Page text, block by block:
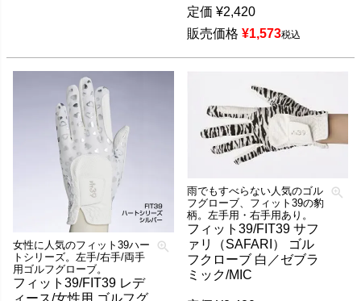
定価 ¥2,420
販売価格 ¥1,573税込
女性に人気のフィット39ハー
トシリーズ。左手/右手/両手
用ゴルフグローブ。
フィット39/FIT39 レデ
ィース/女性用 ゴルフグ
雨でもすべらない人気のゴル
フグローブ、フィット39の豹
柄。左手用・右手用あり。
フィット39/FIT39 サフ
ァリ（SAFARI） ゴル
フクローブ 白／ゼブラ
ミック/MIC